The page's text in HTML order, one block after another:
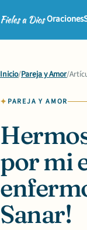
Oraciones
Inicio/Pareja y Amor/
PAREJA Y AMOR
por mi
Sanar!